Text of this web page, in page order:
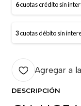
6cuotas crédito sin
3cuotas débito sin
Agregar a
DESCRIPCIÓN